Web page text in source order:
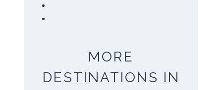
MORE
DESTINATIONS IN